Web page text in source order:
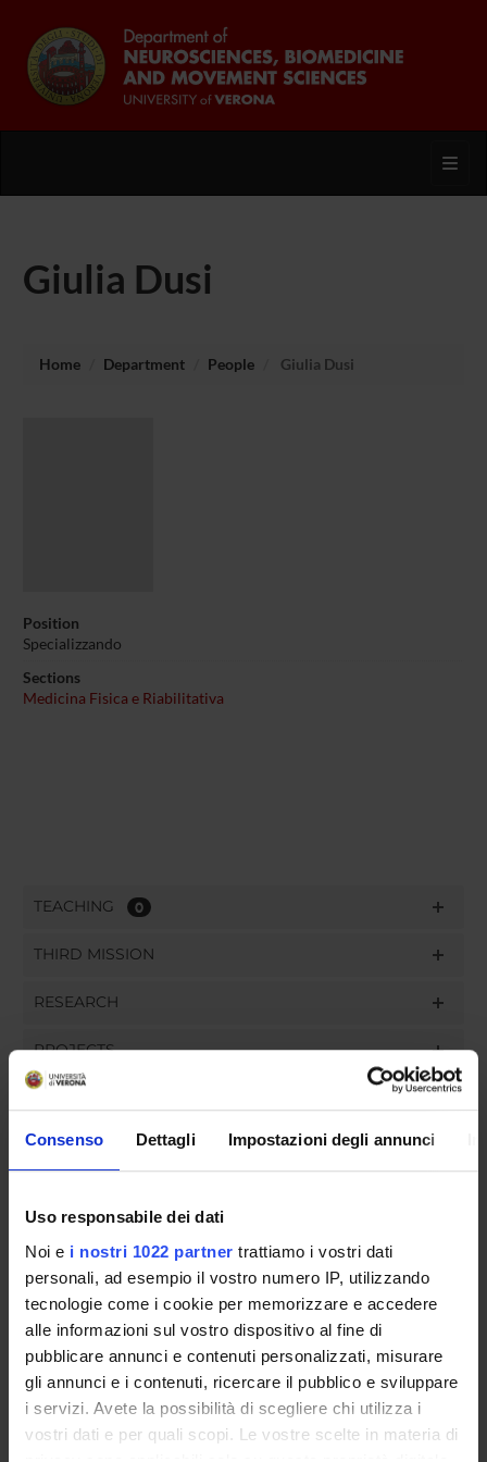
Consenso Dettagli Impostazioni degli annunci
Uso responsabile dei dati
Noi e i nostri 1022 partner trattiamo i vostri dati
personali, ad esempio il vostro numero IP, utilizzando
tecnologie come i cookie per memorizzare e accedere
alle informazioni sul vostro dispositivo al fine di
pubblicare annunci e contenuti personalizzati, misurare
gli annunci e i contenuti, ricercare il pubblico e sviluppare
i servizi. Avete la possibilità di scegliere chi utilizza i
vostri dati e per quali scopi. Le vostre scelte in materia di
Giulia Dusi
Home Department People Giulia Dusi
Position
Specializzando
Sections
Medicina Fisica e Riabilitativa
TEACHING 0
THIRD MISSION
RESEARCH
PROJECTS
ORGANISATION
GOVERNANCE
COMMITTEES
DEPARTMENT ADMINISTRATION OFFICES
STUDENT ADMINISTRATION OFFICES